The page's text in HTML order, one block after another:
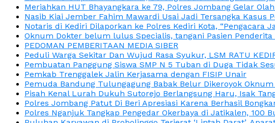
Meriahkan HUT Bhayangkara ke 79, Polres Jombang Gelar
Nasib Kiai Jember Fahim Mawardi Usai Jadi Tersangka Kasus
Notaris di Kediri Dilaporkan ke Polres Kediri Kota, “Pengacara
Oknum Dokter belum lulus Specialis, tangani Pasien
PEDOMAN PEMBERITAAN MEDIA SIBER
Peduli Warga Sekitar Dan Wujud Rasa Syukur, LSM RATU
Pembuatan Panggung Siswa SMP N 5 Tuban di Duga Tidak
Pemkab Trenggalek Jalin Kerjasama dengan FISIP Unair
Pemuda Bandung Tulungagung Babak Belur Dikeroyok
Pisah Kenal Lurah Dukuh Sutorejo Berlangsung Haru, Isak
Polres Jombang Patut Di Beri Apresiasi Karena Berhasil
Polres Nganjuk Tangkap Pengedar Okerbaya di Jatikalen, 100